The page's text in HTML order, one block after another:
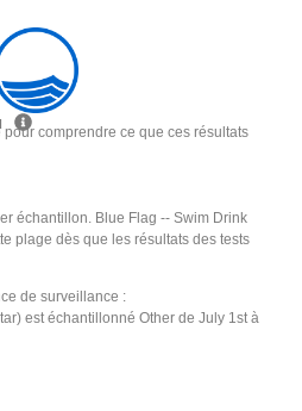
comprendre ce que ces résultats
échantillon. Blue Flag -- Swim Drink
plage dès que les résultats des tests
de surveillance :
est échantillonné Other de July 1st à